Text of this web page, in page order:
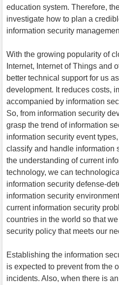
education system. Therefore,
investigate how to plan a
information security
With the growing popularity of
Internet, Internet of Things and
better technical support for us
development. It reduces costs,
accompanied by information
So, from information security
grasp the trend of information
information security event
classify and handle information
the understanding of current
technology, we can
information security defense-
information security
current information security
countries in the world so that
security policy that meets our
Establishing the information
is expected to prevent from the
incidents. Also, when there is